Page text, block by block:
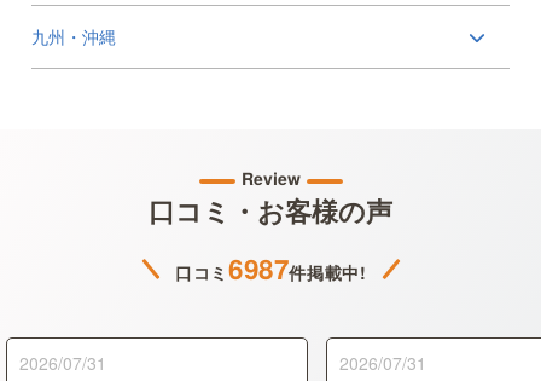
九州・沖縄
Review
口コミ・お客様の声
口コミ6987件掲載中!
2026/07/31 2026/07/31